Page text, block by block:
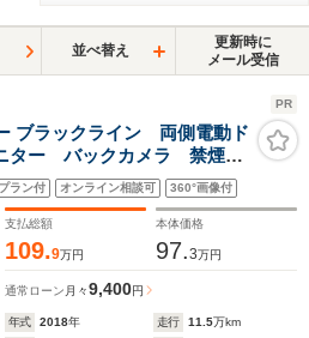
並べ替え
更新時に
メール受信
PR
ブラックライン 両側電動ド
ター バックカメラ 禁煙
スマートキー HIDヘッ
ン 純正18インチアルミ
コン
ラン付 オンライン相談可 360°画像付
支払総額
109.9万円
本体価格
97.3万円
通常ローン 月々9,400円
年式 2018年 走行 11.5万km